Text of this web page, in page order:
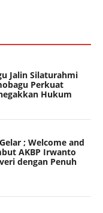
Jalin Silaturahmi
Perkuat
Hukum
; Welcome and
AKBP Irwanto
dengan Penuh